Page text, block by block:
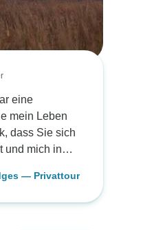
eine
mein Leben
dass Sie sich
und mich in
— Privattour